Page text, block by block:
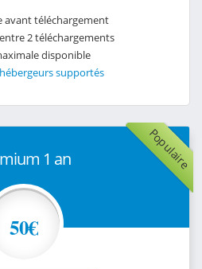
avant téléchargement
2 téléchargements
disponible
supportés
Populaire
1 an
50€